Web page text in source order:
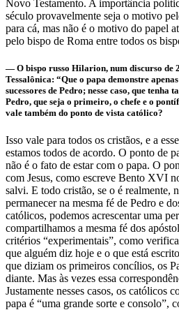
Novo Testamento. A importância
século provavelmente seja o motivo
para cá, mas não é o motivo do papel
pelo bispo de Roma entre todos os
— O bispo russo Hilarion, num discurso de
Tessalônica: “Que o papa demonstre
sucessores de Pedro; nesse caso, que
Pedro, que seja o primeiro, o chefe e o
vale também do ponto de vista católico?
Isso vale para todos os cristãos, e a
estamos todos de acordo. O ponto de
não é o fato de estar com o papa. O
com Jesus, como escreve Bento XVI
salvi. E todo cristão, se o é realmente,
permanecer na mesma fé de Pedro e
católicos, podemos acrescentar uma
compartilhamos a mesma fé dos
critérios “experimentais”, como
que alguém diz hoje e o que está
que diziam os primeiros concílios, os
diante. Mas às vezes essa
Justamente nesses casos, os católicos
papa é “uma grande sorte e consolo”,